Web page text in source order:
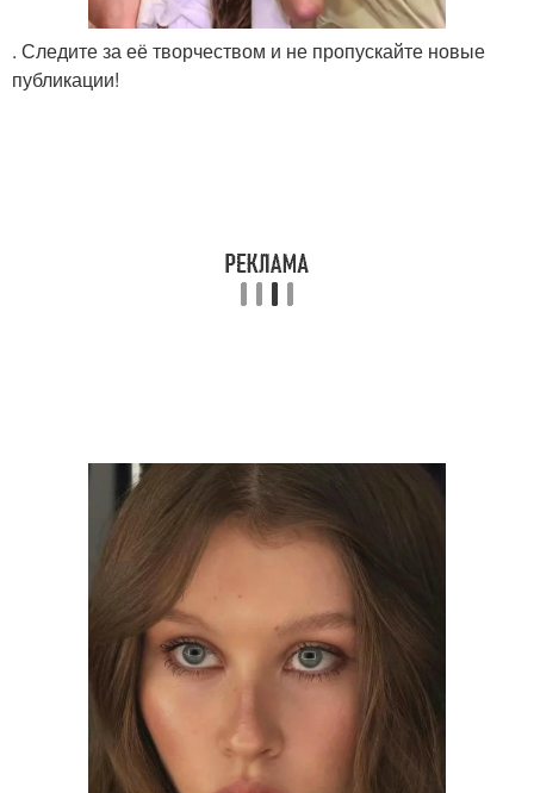
. Следите за её творчеством и не пропускайте новые
публикации!